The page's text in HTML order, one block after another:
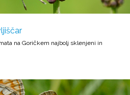
na Goričkem najbolj sklenjeni in